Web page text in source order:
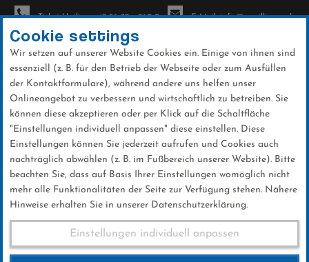
Direkt
zum
Inhalt
Ticket-Hotline: +49 56 32 - 960-0 E-Mail: info@sc-willingen.de
News
Weltcup-Splitter 15.03.2017
Cookie settings
Wir setzen auf unserer Website Cookies ein. Einige von ihnen sind
essenziell (z. B. für den Betrieb der Webseite oder zum Ausfüllen
der Kontaktformulare), während andere uns helfen unser
Onlineangebot zu verbessern und wirtschaftlich zu betreiben. Sie
können diese akzeptieren oder per Klick auf die Schaltfläche
"Einstellungen individuell anpassen" diese einstellen. Diese
Einstellungen können Sie jederzeit aufrufen und Cookies auch
nachträglich abwählen (z. B. im Fußbereich unserer Website). Bitte
beachten Sie, dass auf Basis Ihrer Einstellungen womöglich nicht
mehr alle Funktionalitäten der Seite zur Verfügung stehen. Nähere
Hinweise erhalten Sie in unserer Datenschutzerklärung.
Einstellungen individuell anpassen